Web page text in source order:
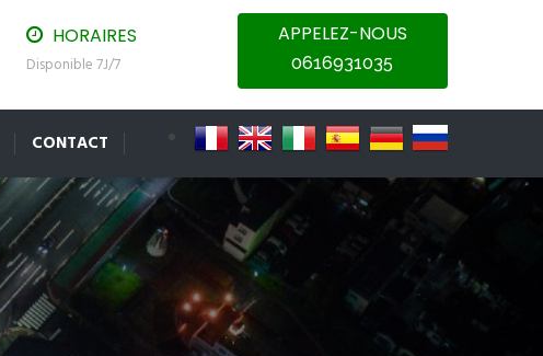
HORAIRES
Disponible 7J/7
APPELEZ-NOUS
0616931035
CONTACT